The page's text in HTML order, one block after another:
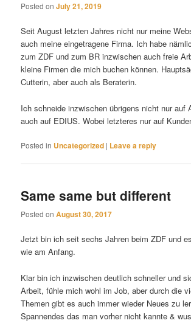
Posted onJuly 21, 2019
Seit August letzten Jahres nicht nur meine
auch meine eingetragene Firma. Ich habe
zum ZDF und zum BR inzwischen auch freie
kleine Firmen die mich buchen können.
Cutterin, aber auch als Beraterin.
Ich schneide inzwischen übrigens nicht nur auf
auch auf EDIUS. Wobei letzteres nur auf
Posted in Uncategorized | Leave a reply
Same same but different
Posted onAugust 30, 2017
Jetzt bin ich seit sechs Jahren beim ZDF und
wie am Anfang.
Klar bin ich inzwischen deutlich schneller und
Arbeit, fühle mich wohl im Job, aber durch die
Themen gibt es auch immer wieder Neues zu
Spannendes das man vorher nicht kannte &